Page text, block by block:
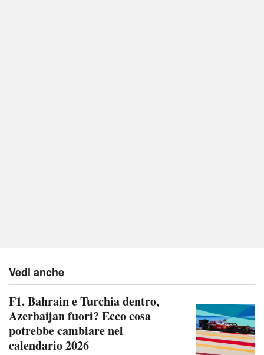
Vedi anche
F1. Bahrain e Turchia dentro,
Azerbaijan fuori? Ecco cosa
potrebbe cambiare nel
calendario 2026